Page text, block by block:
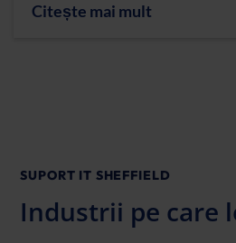
Citește mai mult
SUPORT IT SHEFFIELD
Industrii pe care